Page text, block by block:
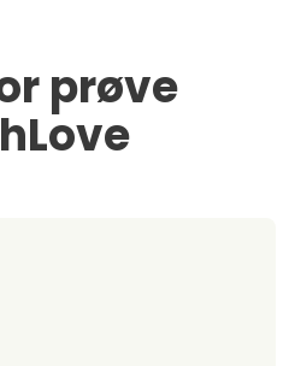
prøve